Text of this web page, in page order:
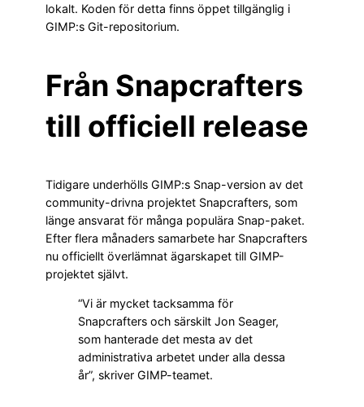
lokalt. Koden för detta finns öppet tillgänglig i
GIMP:s Git-repositorium.
Från Snapcrafters
till officiell release
Tidigare underhölls GIMP:s Snap-version av det
community-drivna projektet Snapcrafters, som
länge ansvarat för många populära Snap-paket.
Efter flera månaders samarbete har Snapcrafters
nu officiellt överlämnat ägarskapet till GIMP-
projektet självt.
“Vi är mycket tacksamma för
Snapcrafters och särskilt Jon Seager,
som hanterade det mesta av det
administrativa arbetet under alla dessa
år”, skriver GIMP-teamet.